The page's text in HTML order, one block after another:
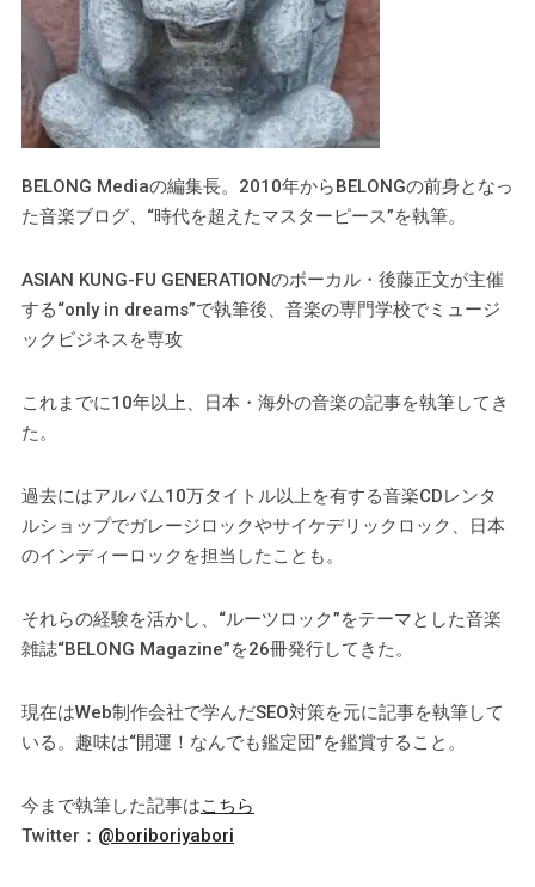
BELONG Mediaの編集長。2010年からBELONGの前身となっ
た音楽ブログ、“時代を超えたマスターピース”を執筆。
ASIAN KUNG-FU GENERATIONのボーカル・​後藤正文が主催
する“only in dreams”で執筆後、音楽の専門学校でミュージ
ックビジネスを専攻
これまでに10年以上、日本・海外の音楽の記事を執筆してき
た。
過去にはアルバム10万タイトル以上を有する音楽CDレンタ
ルショップでガレージロックやサイケデリックロック、日本
のインディーロックを担当したことも。
それらの経験を活かし、“ルーツロック”をテーマとした音楽
雑誌“BELONG Magazine”を26冊発行してきた。
現在はWeb制作会社で学んだSEO対策を元に記事を執筆して
いる。趣味は“開運！なんでも鑑定団”を鑑賞すること。
今まで執筆した記事はこちら
Twitter： @boriboriyabori